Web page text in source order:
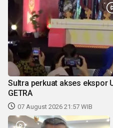
Sultra perkuat akses ekspor
GETRA
07 August 2026 21:57 WIB